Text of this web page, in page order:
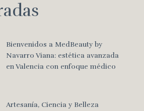
Bienvenidos a MedBeauty by
Navarro Viana: estética avanzada
en Valencia con enfoque médico
Artesanía, Ciencia y Belleza